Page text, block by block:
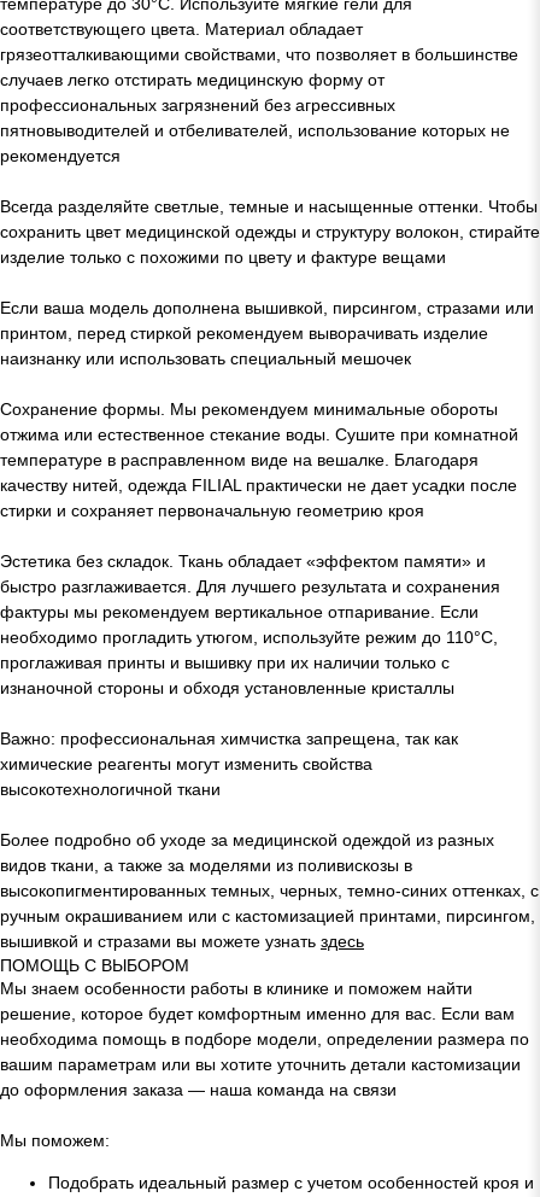
температуре до 30°C. Используйте мягкие гели для
соответствующего цвета. Материал обладает
грязеотталкивающими свойствами, что позволяет в большинстве
случаев легко отстирать медицинскую форму от
профессиональных загрязнений без агрессивных
пятновыводителей и отбеливателей, использование которых не
рекомендуется
Всегда разделяйте светлые, темные и насыщенные оттенки. Чтобы
сохранить цвет медицинской одежды и структуру волокон, стирайте
изделие только с похожими по цвету и фактуре вещами
Если ваша модель дополнена вышивкой, пирсингом, стразами или
принтом, перед стиркой рекомендуем выворачивать изделие
наизнанку или использовать специальный мешочек
Сохранение формы. Мы рекомендуем минимальные обороты
отжима или естественное стекание воды. Сушите при комнатной
температуре в расправленном виде на вешалке. Благодаря
качеству нитей, одежда FILIAL практически не дает усадки после
стирки и сохраняет первоначальную геометрию кроя
Эстетика без складок. Ткань обладает «эффектом памяти» и
быстро разглаживается. Для лучшего результата и сохранения
фактуры мы рекомендуем вертикальное отпаривание. Если
необходимо прогладить утюгом, используйте режим до 110°C,
проглаживая принты и вышивку при их наличии только с
изнаночной стороны и обходя установленные кристаллы
Важно: профессиональная химчистка запрещена, так как
химические реагенты могут изменить свойства
высокотехнологичной ткани
Более подробно об уходе за медицинской одеждой из разных
видов ткани, а также за моделями из поливискозы в
высокопигментированных темных, черных, темно-синих оттенках, с
ручным окрашиванием или с кастомизацией принтами, пирсингом,
вышивкой и стразами вы можете узнать здесь
ПОМОЩЬ С ВЫБОРОМ
Мы знаем особенности работы в клинике и поможем найти
решение, которое будет комфортным именно для вас. Если вам
необходима помощь в подборе модели, определении размера по
вашим параметрам или вы хотите уточнить детали кастомизации
до оформления заказа — наша команда на связи
Мы поможем:
Подобрать идеальный размер с учетом особенностей кроя и